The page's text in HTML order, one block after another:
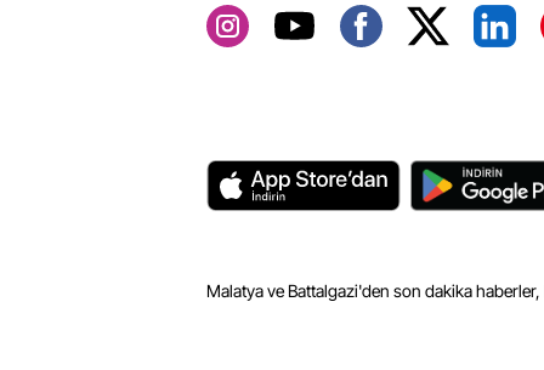
Malatya ve Battalgazi'den son dakika